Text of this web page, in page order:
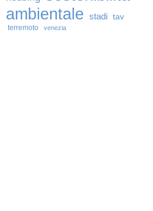
ambientale stadi tav
terremoto venezia